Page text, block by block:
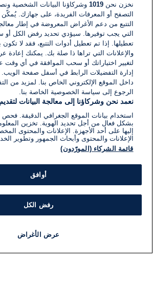
نخزن نحن1019 وشركاؤنا البيانات الشخصية
التصفح أو المعرفات الفريدة، على جهازك. يُمكّن
التتبع من دعم الأغراض المعروضة في إطار
التي يجب توفيرها. سيؤدي تحديد رفض الكل
تعطيلها. إذا تم تعطيل أدوات التتبع، فقد لا
والإعلانات التي تراها ذا صلة بك. يمكنك إعادة
لتغيير اختياراتك أو سحب الموافقة في أي
إدارة التفضيلات الرابط في أسفل صفحة الويب.
داخل الموقع الإلكتروني الخاص بنا. لمزيد من
الرجوع إلى سياسة الخصوصية الخاصة بنا.
نعمد نحن وشركاؤنا إلى معالجة البيانات
استخدام بيانات الموقع الجغرافي الدقيقة.
بشكل فعال من أجل تحديد الهوية. تخزين
إليها على أحد الأجهزة. الإعلانات والمحتوى
الإعلانات والمحتوى وأبحاث الجمهور وتطوير
قائمة الشركاء (المورّدون)
أوافق
رفض الكل
عرض الأغراض